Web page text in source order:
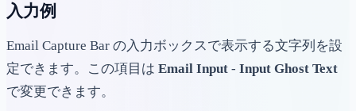
入力例
Email Capture Bar の入力ボックスで表示する文字列を設
定できます。この項目は Email Input - Input Ghost Text
で変更できます。